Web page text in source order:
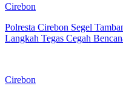
Cirebon
Polresta Cirebon Segel
Langkah Tegas Cegah
Cirebon